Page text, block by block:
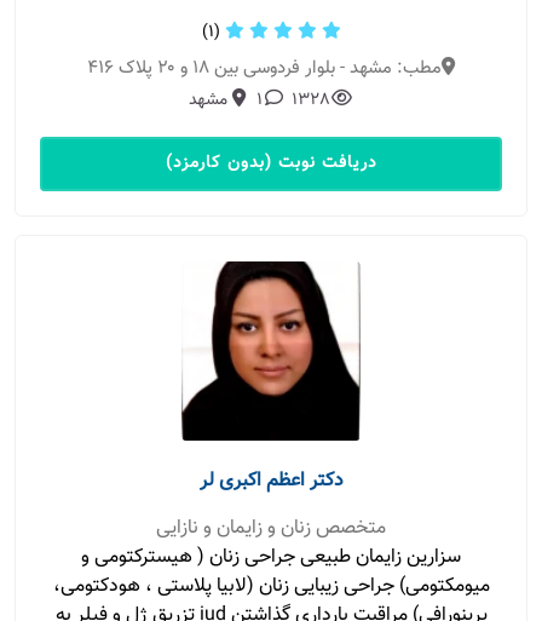
(1)
مطب: مشهد - بلوار فردوسی بین ۱۸ و ۲۰ پلاک ۴۱۶
1328
1 مشهد
دریافت نوبت (بدون کارمزد)
دکتر اعظم اکبری لر
متخصص زنان و زایمان و نازایی
سزارین زایمان طبیعی جراحی زنان ( هیسترکتومی و
میومکتومی) جراحی زیبایی زنان (لابیا پلاستی ، هودکتومی،